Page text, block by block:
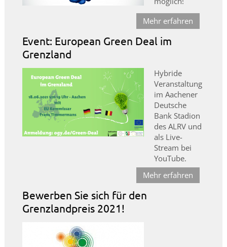
Mehr erfahren
Event: European Green Deal im
Grenzland
Hybride
Veranstaltung
im Aachener
Deutsche
Bank Stadion
des ALRV und
als Live-
Stream bei
YouTube.
Mehr erfahren
Bewerben Sie sich für den
Grenzlandpreis 2021!